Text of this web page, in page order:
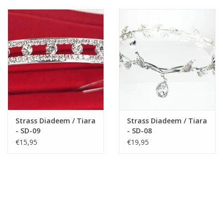
Strass Diadeem / Tiara
- SD-09
€15,95
Strass Diadeem / Tiara
- SD-08
€19,95